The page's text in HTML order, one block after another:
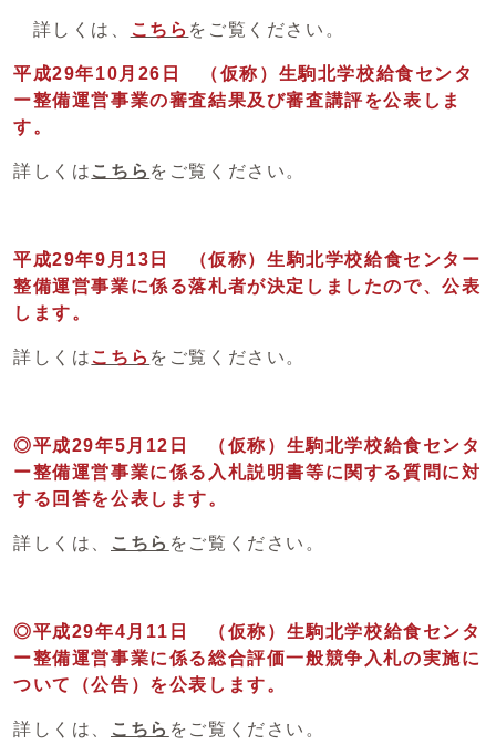
詳しくは、 こちら をご覧ください。
平成29年10月26日 （仮称）生駒北学校給食センタ
ー整備運営事業の審査結果及び審査講評を公表しま
す。
詳しくは こちら をご覧ください。
平成29年9月13日 （仮称）生駒北学校給食センター
整備運営事業に係る落札者が決定しましたので、公表
します。
詳しくは こちら をご覧ください。
◎平成29年5月12日 （仮称）生駒北学校給食センタ
ー整備運営事業に係る入札説明書等に関する質問に対
する回答を公表します。
詳しくは、 こちら をご覧ください。
◎平成29年4月11日 （仮称）生駒北学校給食センタ
ー整備運営事業に係る総合評価一般競争入札の実施に
ついて（公告）を公表します。
詳しくは、 こちら をご覧ください。